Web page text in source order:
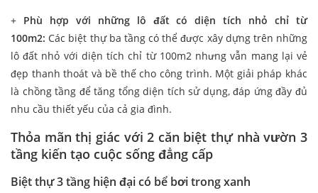
+ Phù hợp với những lô đất có diện tích nhỏ chỉ từ
100m2: Các biệt thự ba tầng có thể được xây dựng trên những
lô đất nhỏ với diện tích chỉ từ 100m2 nhưng vẫn mang lại vẻ
đẹp thanh thoát và bề thế cho công trình. Một giải pháp khác
là chồng tầng để tăng tổng diện tích sử dụng, đáp ứng đầy đủ
nhu cầu thiết yếu của cả gia đình.
Thỏa mãn thị giác với 2 căn biệt thự nhà vườn 3
tầng kiến tạo cuộc sống đẳng cấp
Biệt thự 3 tầng hiện đại có bể bơi trong xanh